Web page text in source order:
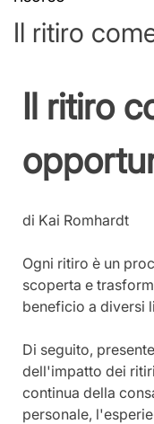
Il ritiro
Il ritiro
di Kai Romhardt
Ogni ritiro è un
scoperta e
beneficio a diversi
Di seguito,
dell'impatto dei
continua della
personale,